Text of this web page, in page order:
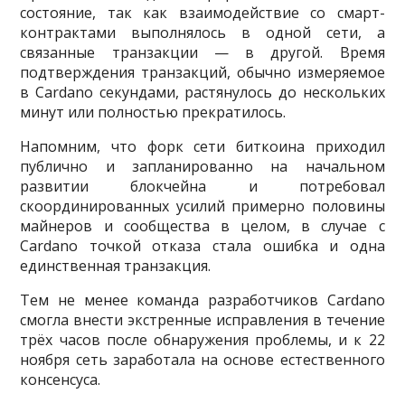
состояние, так как взаимодействие со смарт-
контрактами выполнялось в одной сети, а
связанные транзакции — в другой. Время
подтверждения транзакций, обычно измеряемое
в Cardano секундами, растянулось до нескольких
минут или полностью прекратилось.
Напомним, что форк сети биткоина приходил
публично и запланированно на начальном
развитии блокчейна и потребовал
скоординированных усилий примерно половины
майнеров и сообщества в целом, в случае с
Cardano точкой отказа стала ошибка и одна
единственная транзакция.
Тем не менее команда разработчиков Cardano
смогла внести экстренные исправления в течение
трёх часов после обнаружения проблемы, и к 22
ноября сеть заработала ​​на основе естественного
консенсуса.